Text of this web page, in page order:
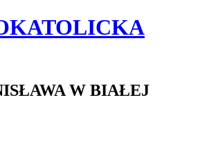
W BIAŁEJ